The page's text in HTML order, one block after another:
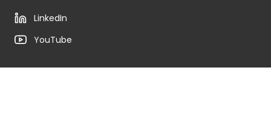
LinkedIn
YouTube